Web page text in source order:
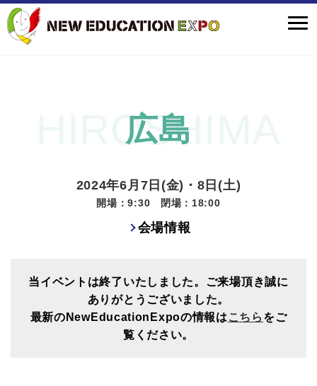
広島
2024年6月7日(金)・8日(土)
開場：9:30 閉場：18:00
会場情報
当イベントは終了いたしました。ご来場頂き誠に
ありがとうございました。
最新のNewEducationExpoの情報は こちら をご
覧ください。